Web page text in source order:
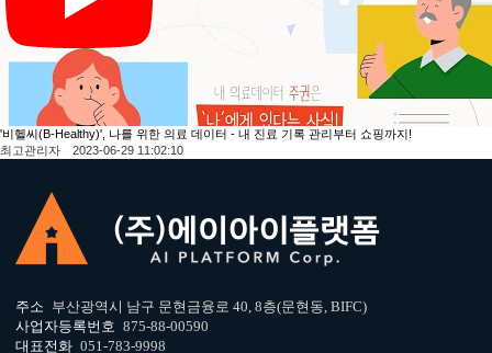
'비헬씨(B-Healthy)', 나를 위한 의료 데이터 - 내 진료 기록 관리부터 쇼핑까지!
최고관리자 2023-06-29 11:02:10
주소
부산광역시 남구 문현금융로 40, 8층(문현동, BIFC)
사업자등록번호 875-88-00590
대표전화 051-783-9998